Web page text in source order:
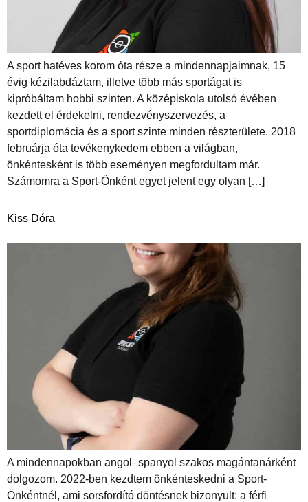
A sport hatéves korom óta része a mindennapjaimnak, 15
évig kézilabdáztam, illetve több más sportágat is
kipróbáltam hobbi szinten. A középiskola utolsó évében
kezdett el érdekelni, rendezvényszervezés, a
sportdiplomácia és a sport szinte minden részterülete. 2018
februárja óta tevékenykedem ebben a világban,
önkéntesként is több eseményen megfordultam már.
Számomra a Sport-Önként egyet jelent egy olyan […]
Kiss Dóra
A mindennapokban angol–spanyol szakos magántanárként
dolgozom. 2022-ben kezdtem önkénteskedni a Sport-
Önkéntnél, ami sorsfordító döntésnek bizonyult: a férfi